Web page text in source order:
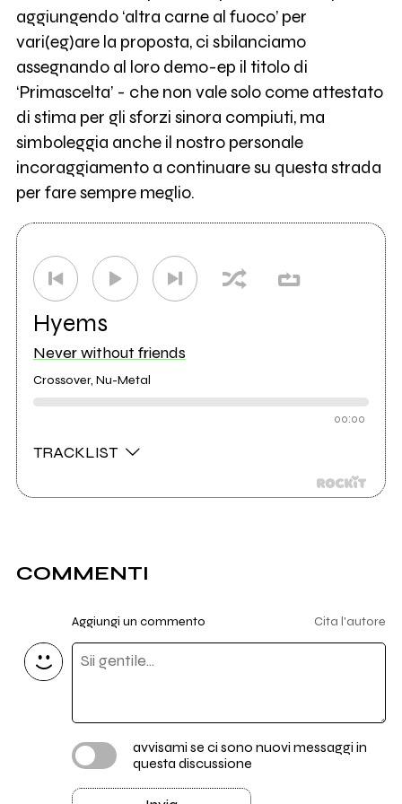
aggiungendo ‘altra carne al fuoco’ per
vari(eg)are la proposta, ci sbilanciamo
assegnando al loro demo-ep il titolo di
‘Primascelta’ - che non vale solo come attestato
di stima per gli sforzi sinora compiuti, ma
simboleggia anche il nostro personale
incoraggiamento a continuare su questa strada
per fare sempre meglio.
Hyems
Never without friends
Crossover, Nu-Metal
00:00
TRACKLIST
COMMENTI
Aggiungi un commento Cita l'autore
avvisami se ci sono nuovi messaggi in
questa discussione